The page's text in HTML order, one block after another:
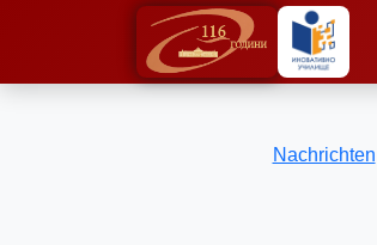
Nachrichten